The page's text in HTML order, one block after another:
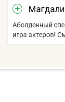
Аболденный
игра актеров!